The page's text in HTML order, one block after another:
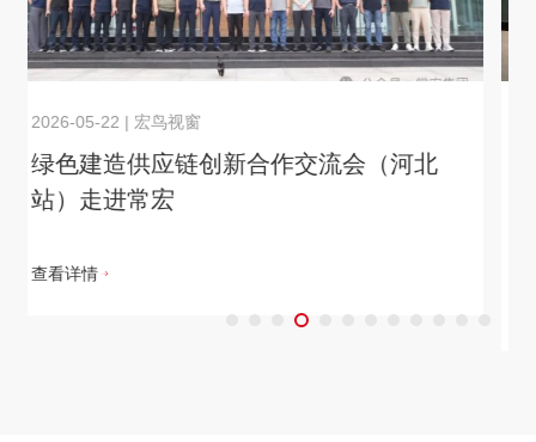
2026-05-20|宏鸟视窗
常宏集团&河北工艺美术职业学院 | 共育
商业店装新生力量，共探店装行业数字